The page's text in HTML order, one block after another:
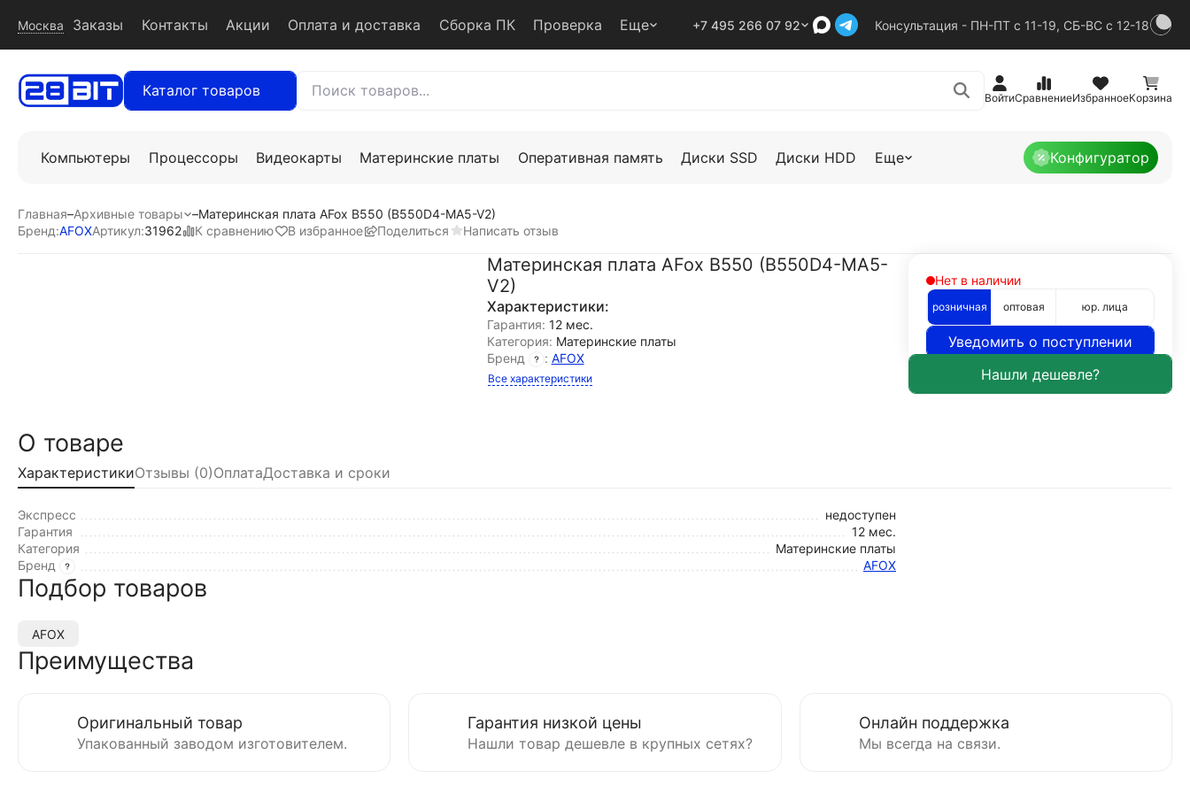
Москва Заказы Контакты Акции Оплата и доставка Сборка ПК Проверка Еще +7 495 266 07 92 Консультация - ПН-ПТ с 11-19, СБ-ВС с 12-18
Каталог товаров ВойтиСравнениеИзбранноеКорзина
Компьютеры Процессоры Видеокарты Материнские платы Оперативная память Диски SSD Диски HDD Еще Конфигуратор
Главная–Архивные товары –Материнская плата AFox B550 (B550D4-MA5-V2)
Бренд:AFOXАртикул:31962 К сравнению В избранное Поделиться Написать отзыв
Материнская плата AFox B550 (B550D4-MA5-
V2)
Характеристики:
Гарантия: 12 мес.
Категория: Материнские платы
Бренд
: AFOX
Все характеристики
Нет в наличии
розничная оптовая юр. лица
Уведомить о поступлении
О товаре
ХарактеристикиОтзывы (0)ОплатаДоставка и сроки
Экспресс
недоступен
Гарантия
12 мес.
Категория
Материнские платы
Бренд
AFOX
Подбор товаров
AFOX
Преимущества
Оригинальный товар
Упакованный заводом изготовителем.
Гарантия низкой цены
Нашли товар дешевле в крупных сетях?
Онлайн поддержка
Мы всегда на связи.